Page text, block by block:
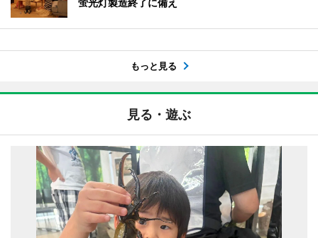
蛍光灯製造終了に備え
もっと見る
見る・遊ぶ